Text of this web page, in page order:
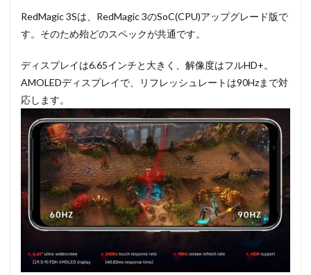
RedMagic 3Sは、RedMagic 3のSoC(CPU)アップグレード版で
す。そのため殆どのスペックが共通です。
ディスプレイは6.65インチと大きく、解像度はフルHD+。
AMOLEDディスプレイで、リフレッシュレートは90Hzまで対
応します。